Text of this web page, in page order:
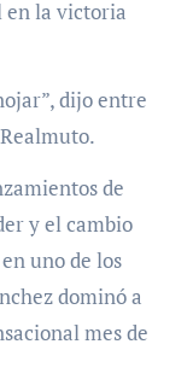
en la victoria
​​dijo entre
de
y el cambio
uno de los
dominó a
mes de